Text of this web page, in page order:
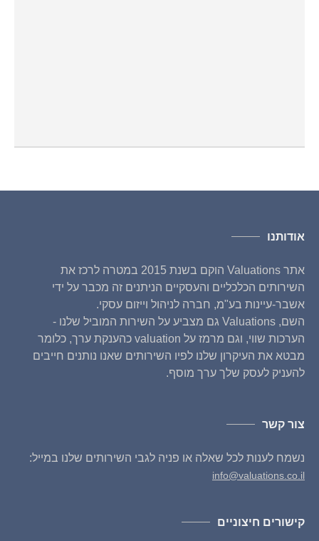
אודותנו
אתר Valuations הוקם בשנת 2015 במטרה לרכז את
השירותים הכלכליים והעסקיים הניתנים זה מכבר על ידי
אשבר-עיינות בע"מ, חברה לניהול וייזום עסקי.
השם, Valuations גם מצביע על השירות המוביל שלנו -
הערכות שווי, וגם מרמז על valuation כהענקת ערך, כלומר
מבטא את העיקרון שלנו לפיו השירותים שאנו נותנים חייבים
להעניק לעסק שלך ערך מוסף.
צור קשר
נשמח לענות לכל שאלה או פניה לגבי השירותים שלנו במייל:
info@valuations.co.il
קישורים חיצוניים